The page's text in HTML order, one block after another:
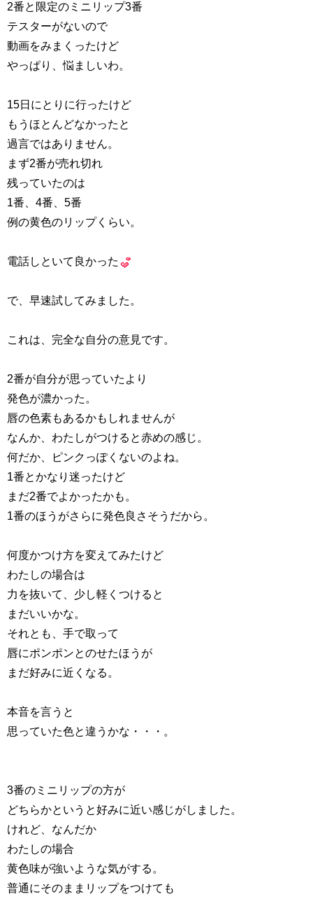
2番と限定のミニリップ3番
テスターがないので
動画をみまくったけど
やっぱり、悩ましいわ。
15日にとりに行ったけど
もうほとんどなかったと
過言ではありません。
まず2番が売れ切れ
残っていたのは
1番、4番、5番
例の黄色のリップくらい。
電話しといて良かった
で、早速試してみました。
これは、完全な自分の意見です。
2番が自分が思っていたより
発色が濃かった。
唇の色素もあるかもしれませんが
なんか、わたしがつけると赤めの感じ。
何だか、ピンクっぽくないのよね。
1番とかなり迷ったけど
まだ2番でよかったかも。
1番のほうがさらに発色良さそうだから。
何度かつけ方を変えてみたけど
わたしの場合は
力を抜いて、少し軽くつけると
まだいいかな。
それとも、手で取って
唇にポンポンとのせたほうが
まだ好みに近くなる。
本音を言うと
思っていた色と違うかな・・・。
3番のミニリップの方が
どちらかというと好みに近い感じがしました。
けれど、なんだか
わたしの場合
黄色味が強いような気がする。
普通にそのままリップをつけても